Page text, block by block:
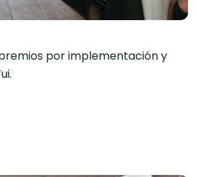
por implementación y